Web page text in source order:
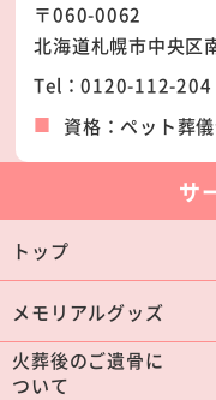
札幌市南区
札幌市厚別区
石狩市
北広島市
〒060-0062
北海道札幌市中央区
Tel：0120-112-204
資格：ペット葬
サ
トップ
メモリアルグッズ
火葬後のご遺骨に
ついて